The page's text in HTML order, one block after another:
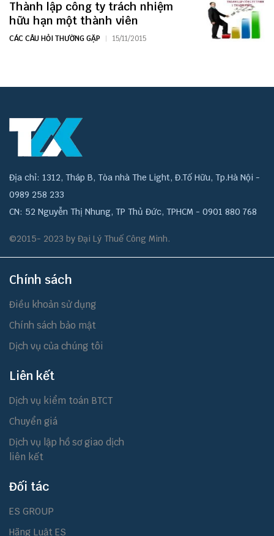
Thành lập công ty trách nhiệm
hữu hạn một thành viên
CÁC CÂU HỎI THƯỜNG GẶP 15/11/2015
Địa chỉ: 1312, Tháp B, Tòa nhà The Light, Đ.Tố Hữu, Tp.Hà Nội -
0989 258 233
CN: 52 Nguyễn Thị Nhung, TP Thủ Đức, TPHCM - 0901 880 768
©2015- 2023 by Đại Lý Thuế Công Minh.
Chính sách
Điều khoản sử dụng
Chính sách bảo mật
Dịch vụ của chúng tôi
Liên kết
Dịch vụ kiểm toán BTCT
Chuyển giá
Dịch vụ lập hồ sơ giao dịch
liên kết
Đối tác
ES GROUP
Hãng Luật ES